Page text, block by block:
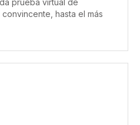
prueba virtual de
hasta el más